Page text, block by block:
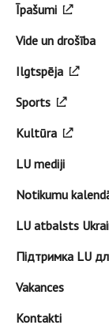
Īpašumi
Vide un drošība
Ilgtspēja
Sports
Kultūra
LU mediji
Notikumu
LU atbalsts
Підтримка LU
Vakances
Kontakti